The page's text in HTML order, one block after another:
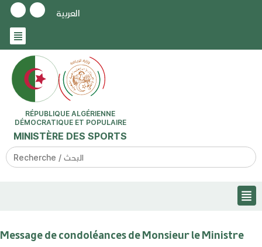
العربية
RÉPUBLIQUE ALGÉRIENNE
DÉMOCRATIQUE ET POPULAIRE
MINISTÈRE DES SPORTS
Search
for:
Message de condoléances de Monsieur le Ministre